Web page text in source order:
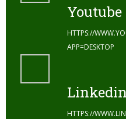
Youtube
HTTPS://
APP=DESKTOP
Linkedin
HTTPS://